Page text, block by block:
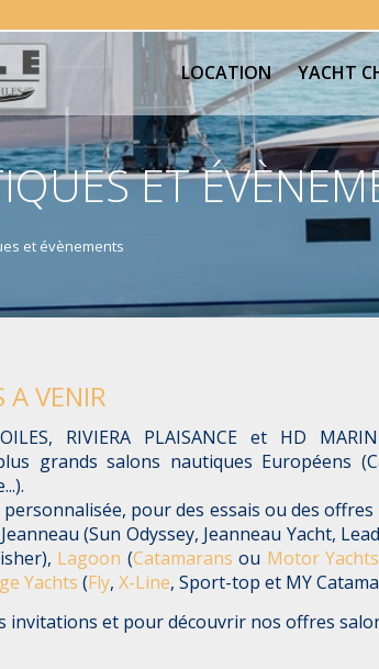
LOCATION YACHT
ET
et évènements
A VENIR
RIVIERA PLAISANCE et HD
grands salons nautiques Européens
pour des essais ou des offres
(Sun Odyssey, Jeanneau Yacht,
), Lagoon (Catamarans ou Motor Yachts
Yachts (Fly, X-Line, Sport-top et MY
invitations et pour découvrir nos offres